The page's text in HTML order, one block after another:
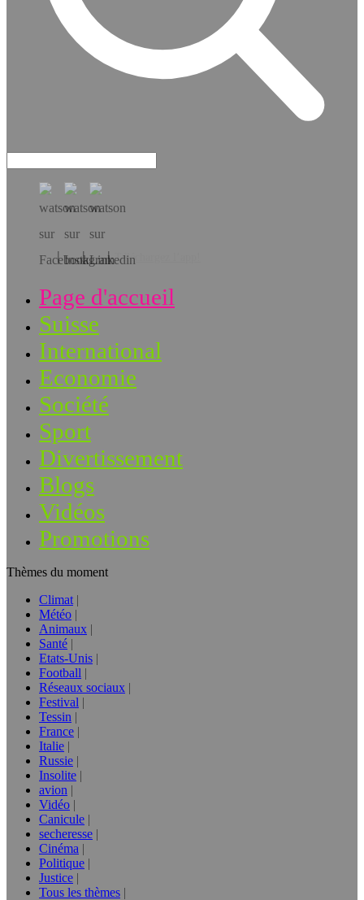
Téléchargez l’app!
Page d'accueil
Suisse
International
Economie
Société
Sport
Divertissement
Blogs
Vidéos
Promotions
Thèmes du moment
Climat
Météo
Animaux
Santé
Etats-Unis
Football
Réseaux sociaux
Festival
Tessin
France
Italie
Russie
Insolite
avion
Vidéo
Canicule
secheresse
Cinéma
Politique
Justice
Tous les thèmes